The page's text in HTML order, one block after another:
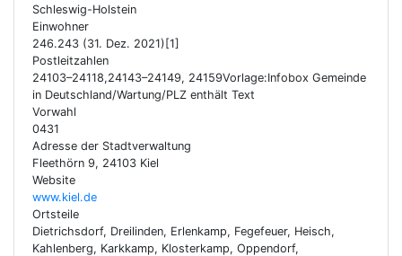
Schleswig-Holstein
Einwohner
246.243 (31. Dez. 2021)[1]
Postleitzahlen
24103–24118,24143–24149, 24159Vorlage:Infobox Gemeinde
in Deutschland/Wartung/PLZ enthält Text
Vorwahl
0431
Adresse der Stadtverwaltung
Fleethörn 9, 24103 Kiel
Website
www.kiel.de
Ortsteile
Dietrichsdorf, Dreilinden, Erlenkamp, Fegefeuer, Heisch,
Kahlenberg, Karkkamp, Klosterkamp, Oppendorf,